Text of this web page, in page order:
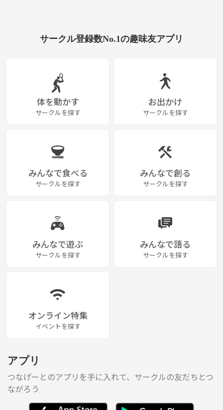
サークル登録数No.1の趣味友アプリ
体を動かす
サークルを探す
お出かけ
サークルを探す
みんなで食べる
サークルを探す
みんなで創る
サークルを探す
みんなで遊ぶ
サークルを探す
みんなで語る
サークルを探す
オンライン特集
イベントを探す
アプリ
つなげーとのアプリを手に入れて、サークルの友だちとつ
ながろう